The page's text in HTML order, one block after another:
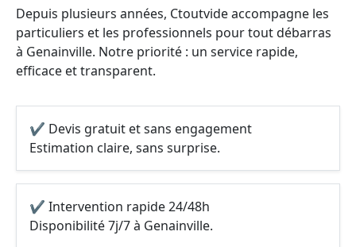
Depuis plusieurs années, Ctoutvide accompagne les
particuliers et les professionnels pour tout débarras
à Genainville. Notre priorité : un service rapide,
efficace et transparent.
✔ Devis gratuit et sans engagement
Estimation claire, sans surprise.
✔ Intervention rapide 24/48h
Disponibilité 7j/7 à Genainville.